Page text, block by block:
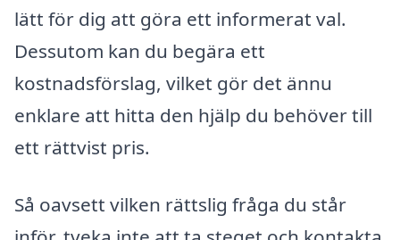
lätt för dig att göra ett informerat val.
Dessutom kan du begära ett
kostnadsförslag, vilket gör det ännu
enklare att hitta den hjälp du behöver till
ett rättvist pris.
Så oavsett vilken rättslig fråga du står